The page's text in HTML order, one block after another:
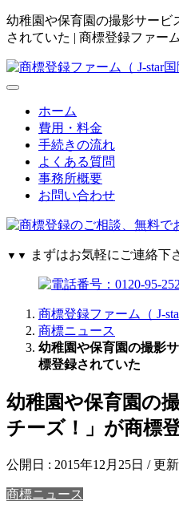
幼稚園や保育園の撮影サービ
されていた | 商標登録ファー
ホーム
費用・料金
手続きの流れ
よくある質問
事務所概要
お問い合わせ
▼▼ まずはお気軽にご連絡下
商標登録ファーム（ J-
商標ニュース
幼稚園や保育園の撮影
標登録されていた
幼稚園や保育園の
チーズ！」が商標
公開日 : 2015年12月25日 / 更
商標ニュース